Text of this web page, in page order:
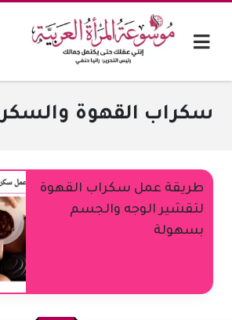
سكراب القهوة والسكر
طريقة عمل سكراب القهوة
لتقشير الوجه والجسم
بسهولة